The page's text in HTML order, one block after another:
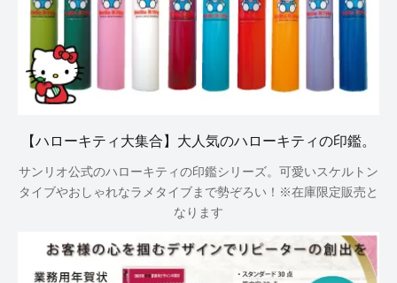
【ハローキティ大集合】大人気のハローキティの印鑑。
サンリオ公式のハローキティの印鑑シリーズ。可愛いスケルトン
タイブやおしゃれなラメタイブまで勢ぞろい！※在庫限定販売と
なります